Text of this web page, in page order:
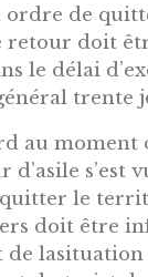
ordre de
retour doit
le délai
trente
au moment
d’asile s’est
le
doit être
de lasituation